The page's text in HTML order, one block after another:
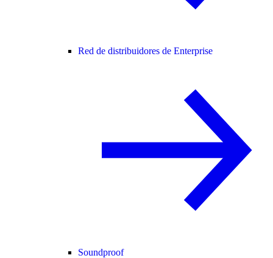
Red de distribuidores de Enterprise
Soundproof